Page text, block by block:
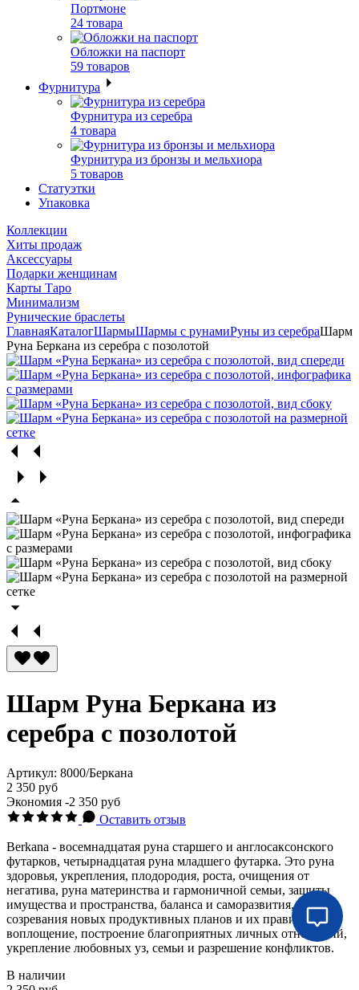
Портмоне
24 товара
Обложки на паспорт
59 товаров
Фурнитура
Фурнитура из серебра
4 товара
Фурнитура из бронзы и мельхиора
5 товаров
Статуэтки
Упаковка
Коллекции
Хиты продаж
Аксессуары
Подарки женщинам
Карты Таро
Минимализм
Рунические браслеты
ГлавнаяКаталогШармыШармы с рунамиРуны из серебраШарм
Руна Беркана из серебра с позолотой
Шарм Руна Беркана из
серебра с позолотой
Артикул: 8000/Беркана
2 350 руб
Экономия -2 350 руб
Оставить отзыв
Berkana - восемнадцатая руна старшего и англосаксонского
футарков, четырнадцатая руна младшего футарка. Это руна
здоровья, укрепления, плодородия, роста, очищения от
негатива, руна материнства и гармоничной семьи, защиты
имущества и пространства, баланса и саморазвития,
созревания новых продуктивных планов и их правильное
воплощение, построение благоприятных личных отношений,
укрепление любовных уз, семьи и разрешение конфликтов.
В наличии